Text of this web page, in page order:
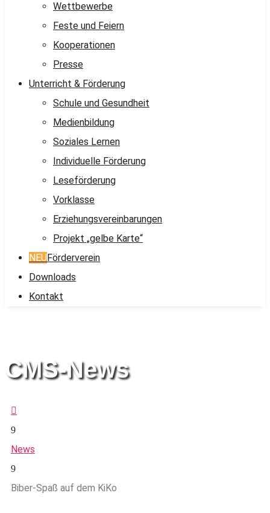
Wettbewerbe
Feste und Feiern
Kooperationen
Presse
Unterricht & Förderung
Schule und Gesundheit
Medienbildung
Soziales Lernen
Individuelle Förderung
Leseförderung
Vorklasse
Erziehungsvereinbarungen
Projekt „gelbe Karte“
NEUFörderverein
Downloads
Kontakt
CMS-News

9
News
9
Biber-Spaß auf dem KiKo